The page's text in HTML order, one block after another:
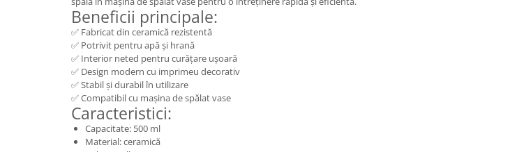
Beneficii principale:
✅ Fabricat din ceramică rezistentă
✅ Potrivit pentru apă și hrană
✅ Interior neted pentru curățare ușoară
✅ Design modern cu imprimeu decorativ
✅ Stabil și durabil în utilizare
✅ Compatibil cu mașina de spălat vase
Caracteristici:
Capacitate: 500 ml
Material: ceramică